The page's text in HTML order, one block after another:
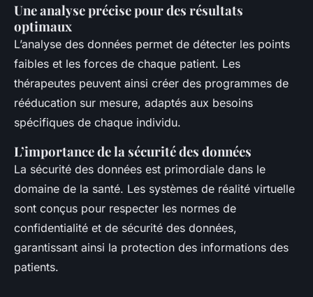
Une analyse précise pour des résultats
optimaux
L’analyse des données permet de détecter les points
faibles et les forces de chaque patient. Les
thérapeutes peuvent ainsi créer des programmes de
rééducation sur mesure, adaptés aux besoins
spécifiques de chaque individu.
L’importance de la sécurité des données
La sécurité des données est primordiale dans le
domaine de la santé. Les systèmes de réalité virtuelle
sont conçus pour respecter les normes de
confidentialité et de sécurité des données,
garantissant ainsi la protection des informations des
patients.